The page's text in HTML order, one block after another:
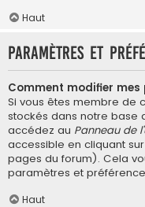
Haut
Paramètres et
Comment modifier
Si vous êtes membre de
stockés dans notre base
accédez au Panneau de
accessible en cliquant
pages du forum). Cela
paramètres et
Haut